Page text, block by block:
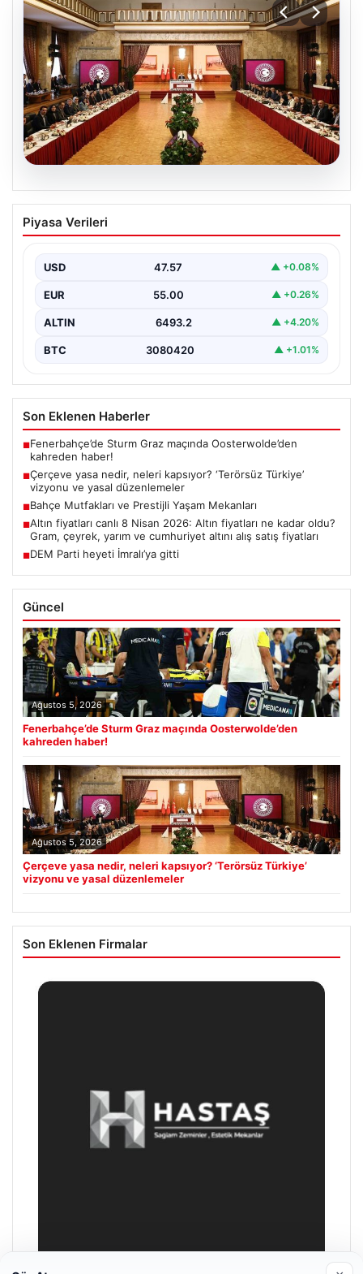
Çerçeve yasa nedir, neleri kapsıyor?
‘Terörsüz Türkiye’ vizyonu ve yasal
Hukuk ve yasama alanında sıkça karşılaşılan önemli
Piyasa Verileri
USD 47.57 ▲ +0.08%
EUR 55.00 ▲ +0.26%
ALTIN 6493.2 ▲ +4.20%
BTC 3080420 ▲ +1.01%
Son Eklenen Haberler
■Fenerbahçe’de Sturm Graz maçında Oosterwolde’den
kahreden haber!
■Çerçeve yasa nedir, neleri kapsıyor? ‘Terörsüz Türkiye’
vizyonu ve yasal düzenlemeler
■Bahçe Mutfakları ve Prestijli Yaşam Mekanları
■Altın fiyatları canlı 8 Nisan 2026: Altın fiyatları ne kadar oldu?
Gram, çeyrek, yarım ve cumhuriyet altını alış satış fiyatları
■DEM Parti heyeti İmralı’ya gitti
Güncel
Ağustos 5, 2026
Fenerbahçe’de Sturm Graz maçında Oosterwolde’den
kahreden haber!
Ağustos 5, 2026
Çerçeve yasa nedir, neleri kapsıyor? ‘Terörsüz Türkiye’
vizyonu ve yasal düzenlemeler
Son Eklenen Firmalar